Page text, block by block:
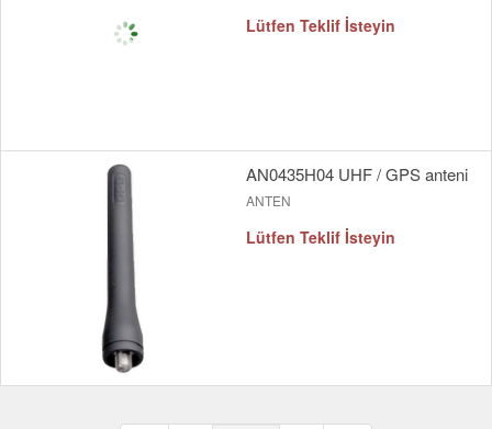
Lütfen Teklif İsteyin
AN0435H04 UHF / GPS anteni
ANTEN
Lütfen Teklif İsteyin